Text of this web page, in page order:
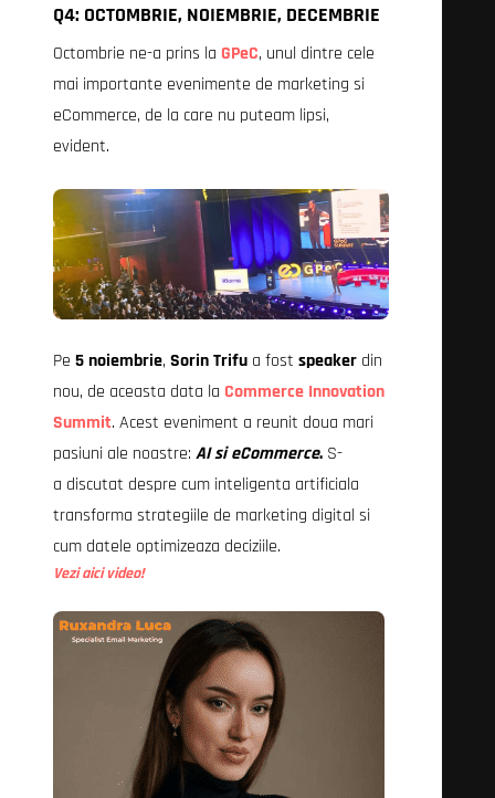
Q4: OCTOMBRIE, NOIEMBRIE, DECEMBRIE
Octombrie ne-a prins la GPeC, unul dintre cele
mai importante evenimente de marketing si
eCommerce, de la care nu puteam lipsi,
evident.
Pe 5 noiembrie, Sorin Trifu a fost speaker din
nou, de aceasta data la Commerce Innovation
Summit. Acest eveniment a reunit doua mari
pasiuni ale noastre: AI si eCommerce. S-
a discutat despre cum inteligenta artificiala
transforma strategiile de marketing digital si
cum datele optimizeaza deciziile.
Vezi aici video!